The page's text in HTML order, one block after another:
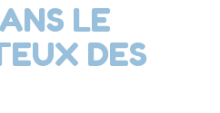
LE
DES